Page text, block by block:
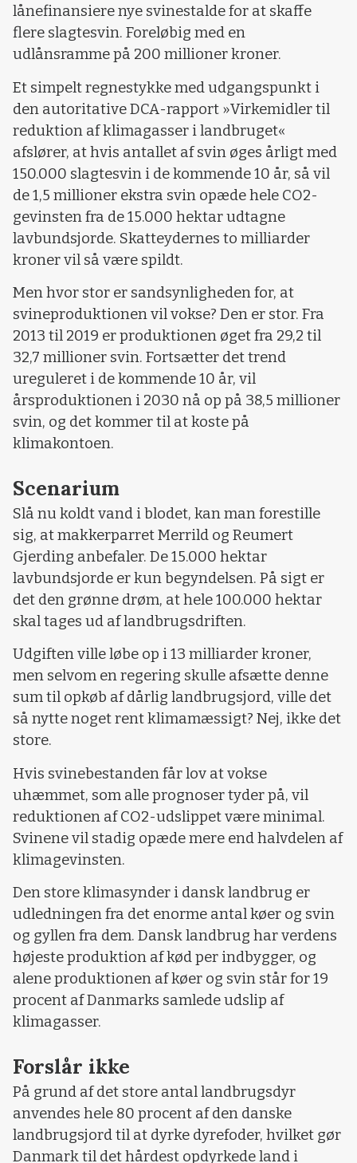
lånefinansiere nye svinestalde for at skaffe
flere slagtesvin. Foreløbig med en
udlånsramme på 200 millioner kroner.
Et simpelt regnestykke med udgangspunkt i
den autoritative DCA-rapport »Virkemidler til
reduktion af klimagasser i landbruget«
afslører, at hvis antallet af svin øges årligt med
150.000 slagtesvin i de kommende 10 år, så vil
de 1,5 millioner ekstra svin opæde hele CO2-
gevinsten fra de 15.000 hektar udtagne
lavbundsjorde. Skatteydernes to milliarder
kroner vil så være spildt.
Men hvor stor er sandsynligheden for, at
svineproduktionen vil vokse? Den er stor. Fra
2013 til 2019 er produktionen øget fra 29,2 til
32,7 millioner svin. Fortsætter det trend
ureguleret i de kommende 10 år, vil
årsproduktionen i 2030 nå op på 38,5 millioner
svin, og det kommer til at koste på
klimakontoen.
Scenarium
Slå nu koldt vand i blodet, kan man forestille
sig, at makkerparret Merrild og Reumert
Gjerding anbefaler. De 15.000 hektar
lavbundsjorde er kun begyndelsen. På sigt er
det den grønne drøm, at hele 100.000 hektar
skal tages ud af landbrugsdriften.
Udgiften ville løbe op i 13 milliarder kroner,
men selvom en regering skulle afsætte denne
sum til opkøb af dårlig landbrugsjord, ville det
så nytte noget rent klimamæssigt? Nej, ikke det
store.
Hvis svinebestanden får lov at vokse
uhæmmet, som alle prognoser tyder på, vil
reduktionen af CO2-udslippet være minimal.
Svinene vil stadig opæde mere end halvdelen af
klimagevinsten.
Den store klimasynder i dansk landbrug er
udledningen fra det enorme antal køer og svin
og gyllen fra dem. Dansk landbrug har verdens
højeste produktion af kød per indbygger, og
alene produktionen af køer og svin står for 19
procent af Danmarks samlede udslip af
klimagasser.
Forslår ikke
På grund af det store antal landbrugsdyr
anvendes hele 80 procent af den danske
landbrugsjord til at dyrke dyrefoder, hvilket gør
Danmark til det hårdest opdyrkede land i